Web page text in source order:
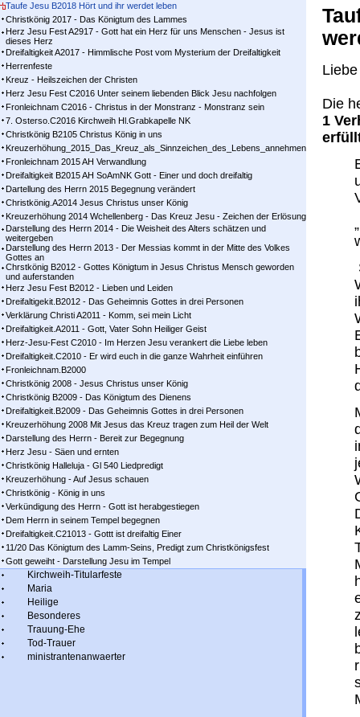
Taufe Jesu B2018 Hört und ihr werdet leben
Christkönig 2017 - Das Königtum des Lammes
Herz Jesu Fest A2917 - Gott hat ein Herz für uns Menschen - Jesus ist
dieses Herz
Dreifaltigkeit A2017 - Himmlische Post vom Mysterium der Dreifaltigkeit
Herrenfeste
Kreuz - Heilszeichen der Christen
Herz Jesu Fest C2016 Unter seinem liebenden Blick Jesu nachfolgen
Fronleichnam C2016 - Christus in der Monstranz - Monstranz sein
7. Osterso.C2016 Kirchweih Hl.Grabkapelle NK
Christkönig B2105 Christus König in uns
Kreuzerhöhung_2015_Das_Kreuz_als_Sinnzeichen_des_Lebens_annehmen
Fronleichnam 2015 AH Verwandlung
Dreifaltigkeit B2015 AH SoAmNK Gott - Einer und doch dreifaltig
Dartellung des Herrn 2015 Begegnung verändert
Christkönig.A2014 Jesus Christus unser König
Kreuzerhöhung 2014 Wchellenberg - Das Kreuz Jesu - Zeichen der Erlösung
Darstellung des Herrn 2014 - Die Weisheit des Alters schätzen und
weitergeben
Darstellung des Herrn 2013 - Der Messias kommt in der Mitte des Volkes
Gottes an
Chrstkönig B2012 - Gottes Königtum in Jesus Christus Mensch geworden
und auferstanden
Herz Jesu Fest B2012 - Lieben und Leiden
Dreifaltigekit.B2012 - Das Geheimnis Gottes in drei Personen
Verklärung Christi A2011 - Komm, sei mein Licht
Dreifaltigkeit.A2011 - Gott, Vater Sohn Heiliger Geist
Herz-Jesu-Fest C2010 - Im Herzen Jesu verankert die Liebe leben
Dreifaltigkeit.C2010 - Er wird euch in die ganze Wahrheit einführen
Fronleichnam.B2000
Christkönig 2008 - Jesus Christus unser König
Christkönig B2009 - Das Königtum des Dienens
Dreifaltigkeit.B2009 - Das Geheimnis Gottes in drei Personen
Kreuzerhöhung 2008 Mit Jesus das Kreuz tragen zum Heil der Welt
Darstellung des Herrn - Bereit zur Begegnung
Herz Jesu - Säen und ernten
Christkönig Halleluja - Gl 540 Liedpredigt
Kreuzerhöhung - Auf Jesus schauen
Christkönig - König in uns
Verkündigung des Herrn - Gott ist herabgestiegen
Dem Herrn in seinem Tempel begegnen
Dreifaltigkeit.C21013 - Gottt ist dreifaltig Einer
11/20 Das Königtum des Lamm-Seins, Predigt zum Christkönigsfest
Gott geweiht - Darstellung Jesu im Tempel
Kirchweih-Titularfeste
Maria
Heilige
Besonderes
Trauung-Ehe
Tod-Trauer
ministrantenanwaerter
Die
1